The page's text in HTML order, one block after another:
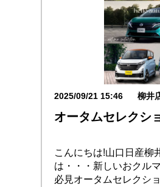
2025/09/21 15:46 柳井
オータムセレクシ
こんにちは!山口日産柳
は・・・新しいおクル
必見オータムセレクシ